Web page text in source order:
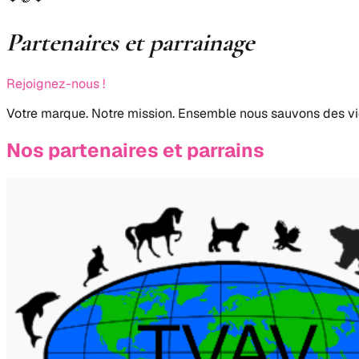
Partenaires et parrainage
Rejoignez-nous !
Votre marque. Notre mission. Ensemble nous sauvons des
Nos partenaires et parrains